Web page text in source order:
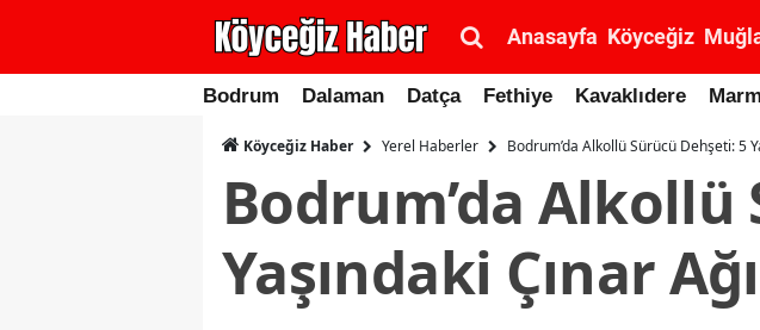
Anasayfa Köyceğiz
Bodrum Dalaman Datça Fethiye Kavaklıdere
Köyceğiz Haber Yerel Haberler Bodrum’da Alkollü Sürücü Dehşeti: 5
Bodrum’da
Yaşındaki Çınar